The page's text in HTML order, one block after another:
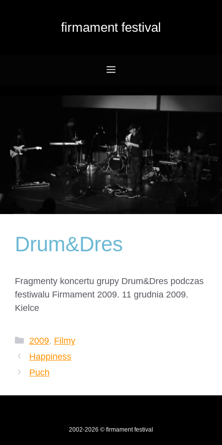
firmament festival
Menu
Drum&Dres
Fragmenty koncertu grupy Drum&Dres podczas
festiwalu Firmament 2009. 11 grudnia 2009.
Kielce
Kategorie
2009, Filmy
Happiness
Puch
2002-2026 © firmament festival